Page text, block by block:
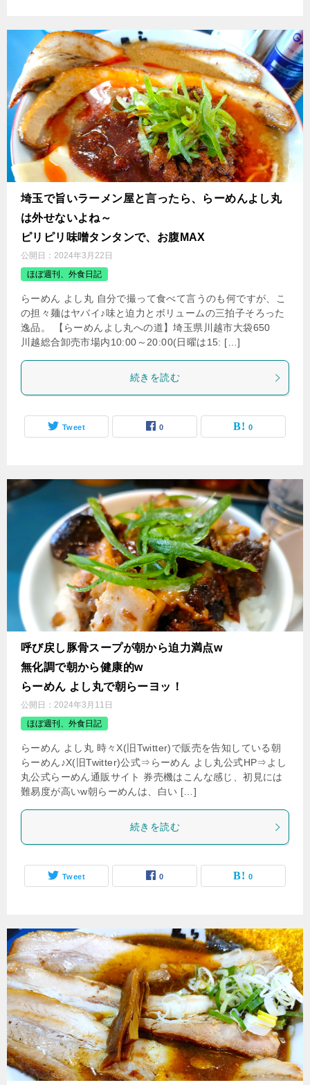
埼玉で旨いラーメン屋と言ったら、らーめんよし丸
は外せないよね～
ピリピリ味噌タンタンで、お腹MAX
公開日： 2024年3月22日
ほぼ週刊、外食日記
らーめん よし丸 自分で撮って食べて言うのも何ですが、こ
の担々麺はヤバイ♪味と迫力とボリュームの三拍子そろった
逸品。 【らーめんよし丸への道】埼玉県川越市大袋650
川越総合卸売市場内10:00～20:00(日曜は15: […]
続きを読む
Tweet 0 0
呼び戻し豚骨スープが朝から迫力満点w
無化調で朝から健康的w
らーめん よし丸で朝らーヨッ！
公開日： 2024年3月11日
ほぼ週刊、外食日記
らーめん よし丸 時々X(旧Twitter)で販売を告知している朝
らーめん♪X(旧Twitter)公式⇒らーめん よし丸公式HP⇒よし
丸公式らーめん通販サイト 券売機はこんな感じ、初見には
難易度が高いw朝らーめんは、白い […]
続きを読む
Tweet 0 0